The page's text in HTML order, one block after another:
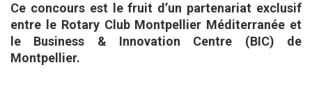
Ce concours est le fruit d’un partenariat exclusif
entre le Rotary Club Montpellier Méditerranée et
le Business & Innovation Centre (BIC) de
Montpellier.